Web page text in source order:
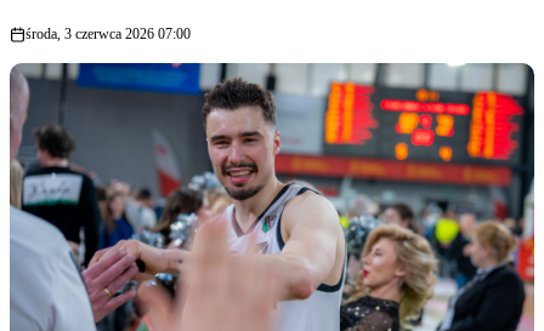
środa, 3 czerwca 2026 07:00